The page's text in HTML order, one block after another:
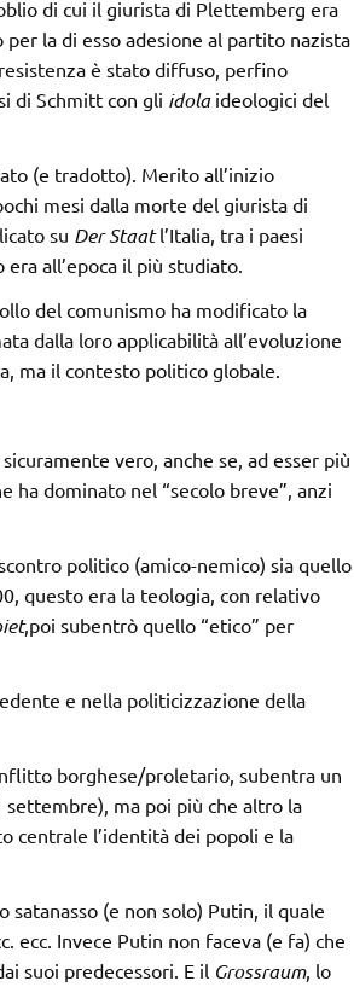
di cui il giurista di Plettemberg era
la di esso adesione al partito nazista
è stato diffuso, perfino
di Schmitt con gli idolaideologici del
(e tradotto). Merito all’inizio
mesi dalla morte del giurista di
su Der Staatl’Italia, tra i paesi
all’epoca il più studiato.
del comunismo ha modificato la
dalla loro applicabilità all’evoluzione
ma il contesto politico globale.
vero, anche se, ad esser più
ha dominato nel “secolo breve”, anzi
politico (amico-nemico) sia quello
questo era la teologia, con relativo
,poi subentrò quello “etico” per
e nella politicizzazione della
borghese/proletario, subentra un
settembre), ma poi più che altro la
centrale l’identità dei popoli e la
satanasso (e non solo) Putin, il quale
ecc. Invece Putin non faceva (e fa) che
suoi predecessori. E il Grossraum, lo